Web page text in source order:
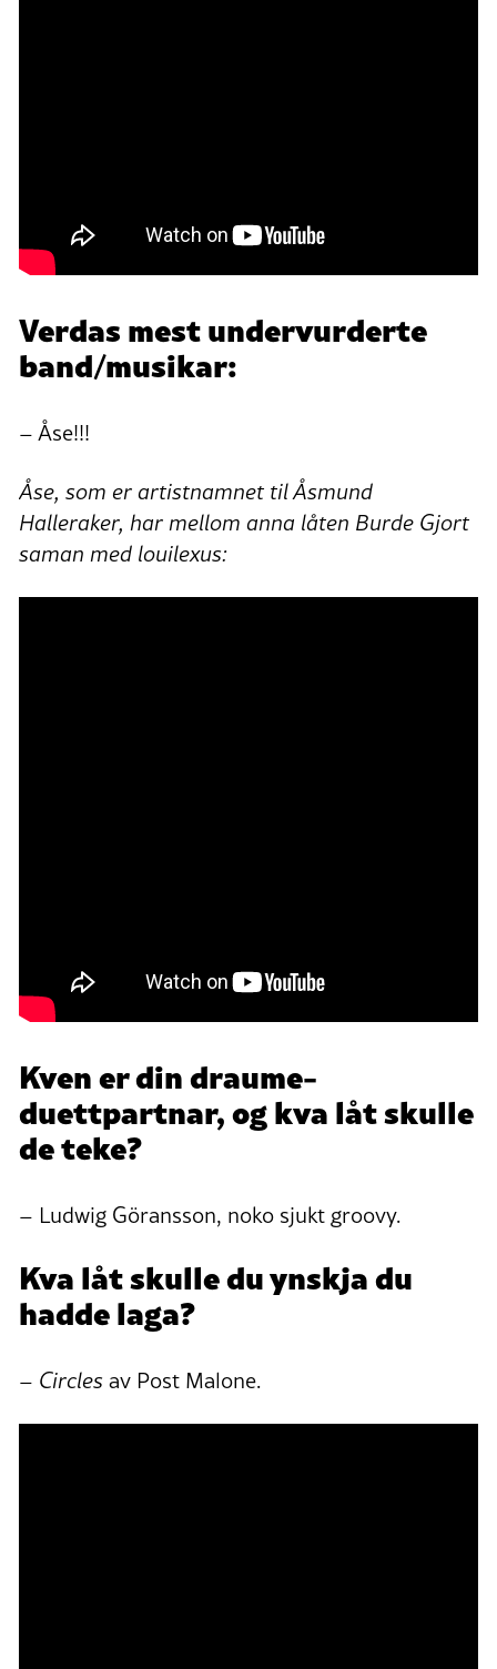
Verdas mest undervurderte
band/musikar:
– Åse!!!
Åse, som er artistnamnet til Åsmund
Halleraker, har mellom anna låten Burde Gjort
saman med louilexus:
Kven er din draume-
duettpartnar, og kva låt skulle
de teke?
– Ludwig Göransson, noko sjukt groovy.
Kva låt skulle du ynskja du
hadde laga?
– Circlesav Post Malone.